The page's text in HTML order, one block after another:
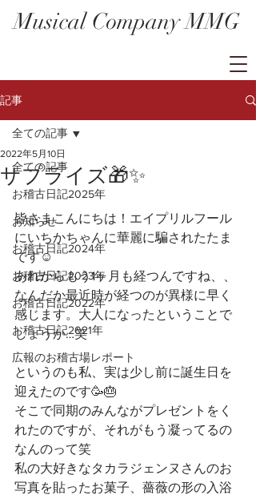
Musical Company MMG
記事
全ての記事
お稽古日記2025年
お知らせ
お稽古日記2024年
お稽古日記2023年
お稽古日記2022年
お稽古日記2021年
広報のお稽古場レポート
全ての記事
サプライズ🎁✨
2022年5月10日
皆さまこんにちは！エイプリルフール
にいちかちゃんに華麗に騙されたたま
です☺
あれからもう1ヶ月も経つんですね、、
なんだか最近時が経つのが異様に早く
感じます。大人になったということで
しょうか…笑
というのも私、実は少し前に誕生日を
迎えたのです🥳🎂
そこで同期のみんながプレゼントをく
れたのですが、それがもう凝ってるの
なんのって笑
私の大好きなタカラジェンヌさんのお
写真を貼ったお菓子、薔薇の形の入浴